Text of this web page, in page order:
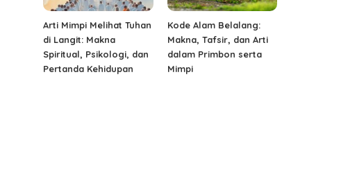
Arti Mimpi Melihat Tuhan
di Langit: Makna
Spiritual, Psikologi, dan
Pertanda Kehidupan
Kode Alam Belalang:
Makna, Tafsir, dan Arti
dalam Primbon serta
Mimpi